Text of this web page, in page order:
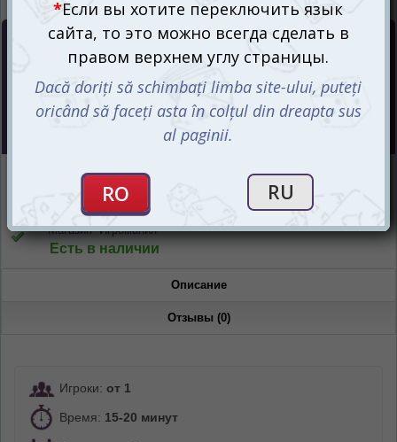
Цена :
270mdl
Интернет-магазин
Есть в наличии
Магазин “Игромания”
Есть в наличии
Описание
Отзывы (0)
Игроки: от 1
Время: 15-20 минут